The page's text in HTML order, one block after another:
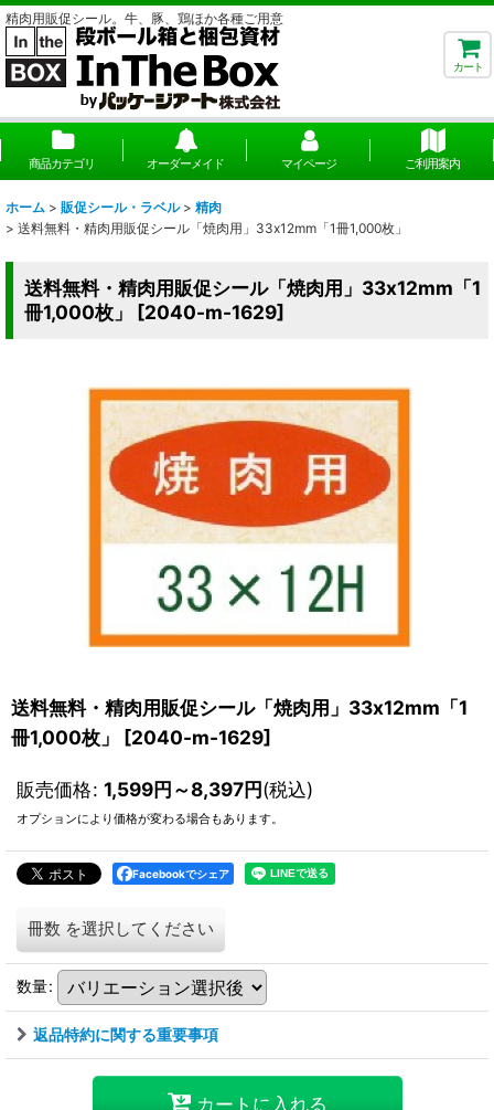
精肉用販促シール。牛、豚、鶏ほか各種ご用意
カート
商品カテゴリ オーダーメイド マイページ ご利用案内
ホーム > 販促シール・ラベル > 精肉
> 送料無料・精肉用販促シール「焼肉用」33x12mm「1冊1,000枚」
送料無料・精肉用販促シール「焼肉用」33x12mm「1
冊1,000枚」
[2040-m-1629]
送料無料・精肉用販促シール「焼肉用」33x12mm「1
冊1,000枚」
[2040-m-1629]
販売価格: 1,599円～8,397円(税込)
オプションにより価格が変わる場合もあります。
Facebookでシェア
冊数 を選択してください
数量:
返品特約に関する重要事項
カートに入れる